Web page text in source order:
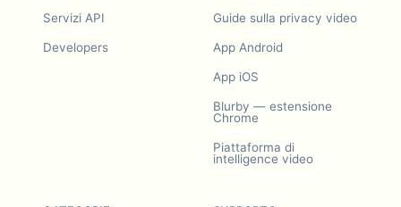
Servizi API
Developers
Guide sulla privacy video
App Android
App iOS
Blurby — estensione
Chrome
Piattaforma di
intelligence video